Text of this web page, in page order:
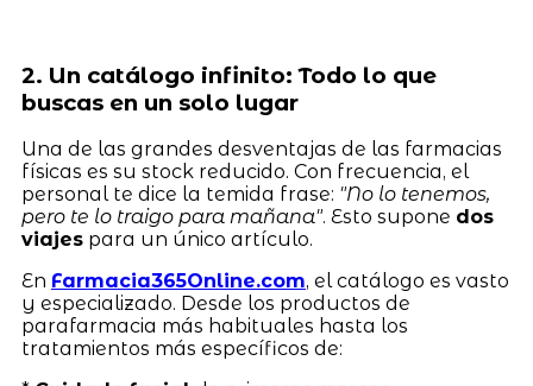
2. Un catálogo infinito: Todo lo que
buscas en un solo lugar
Una de las grandes desventajas de las farmacias
físicas es su stock reducido. Con frecuencia, el
personal te dice la temida frase: "No lo tenemos,
pero te lo traigo para mañana". Esto supone dos
viajespara un único artículo.
En Farmacia365Online.com, el catálogo es vasto
y especializado. Desde los productos de
parafarmacia más habituales hasta los
tratamientos más específicos de: